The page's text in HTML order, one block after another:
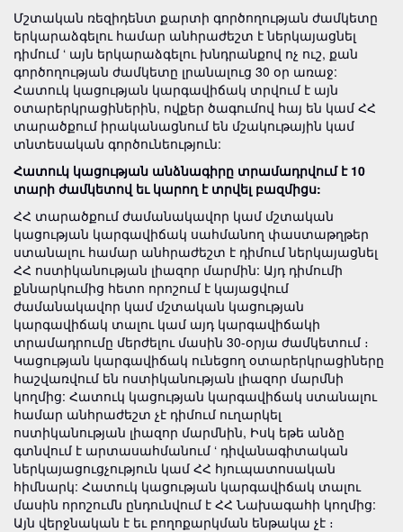
Մշտական ռեզիդենտ քարտի գործողության ժամկետը
երկարաձգելու համար անհրաժեշտ է ներկայացնել
դիմում ‘ այն երկարաձգելու խնդրանքով ոչ ուշ, քան
գործողության ժամկետը լրանալուց 30 օր առաջ:
Հատուկ կացության կարգավիճակ տրվում է այն
օտարերկրացիներին, ովքեր ծագումով հայ են կամ ՀՀ
տարածքում իրականացնում են մշակութային կամ
տնտեսական գործունեություն:
Հատուկ կացության անձնագիրը տրամադրվում է 10
տարի ժամկետով եւ կարող է տրվել բազմիցս:
ՀՀ տարածքում ժամանակավոր կամ մշտական
կացության կարգավիճակ սահմանող փաստաթղթեր
ստանալու համար անհրաժեշտ է դիմում ներկայացնել
ՀՀ ոստիկանության լիազոր մարմին: Այդ դիմումի
քննարկումից հետո որոշում է կայացվում
ժամանակավոր կամ մշտական կացության
կարգավիճակ տալու կամ այդ կարգավիճակի
տրամադրումը մերժելու մասին 30-օրյա ժամկետում ։
Կացության կարգավիճակ ունեցող օտարերկրացիները
հաշվառվում են ոստիկանության լիազոր մարմնի
կողմից: Հատուկ կացության կարգավիճակ ստանալու
համար անհրաժեշտ չէ դիմում ուղարկել
ոստիկանության լիազոր մարմնին, Իսկ եթե անձը
գտնվում է արտասահմանում ‘ դիվանագիտական
ներկայացուցչություն կամ ՀՀ հյուպատոսական
հիմնարկ: Հատուկ կացության կարգավիճակ տալու
մասին որոշումն ընդունվում է ՀՀ Նախագահի կողմից:
Այն վերջնական է եւ բողոքարկման ենթակա չէ ։